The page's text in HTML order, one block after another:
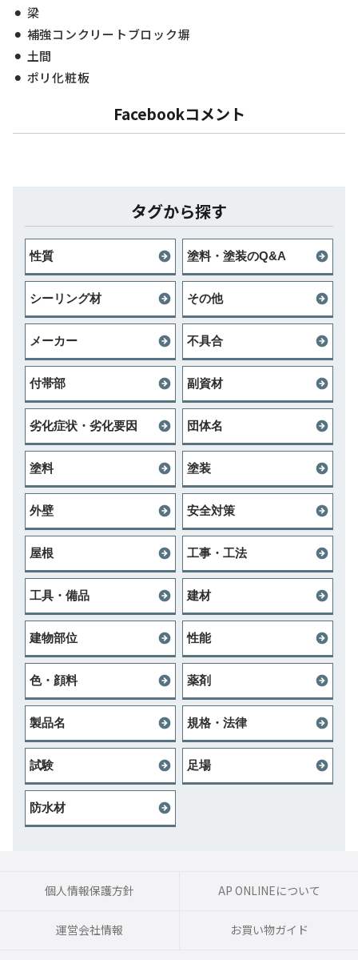
梁
補強コンクリートブロック塀
土間
ポリ化粧板
Facebookコメント
タグから探す
性質 塗料・塗装のQ&A
シーリング材 その他
メーカー 不具合
付帯部 副資材
劣化症状・劣化要因 団体名
塗料 塗装
外壁 安全対策
屋根 工事・工法
工具・備品 建材
建物部位 性能
色・顔料 薬剤
製品名 規格・法律
試験 足場
防水材
個人情報保護方針 AP ONLINEについて
運営会社情報 お買い物ガイド